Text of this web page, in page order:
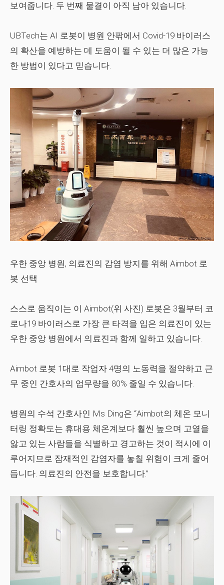
보여줍니다. 두 번째 물결이 아직 남아 있습니다.
UBTech는 AI 로봇이 병원 안팎에서 Covid-19 바이러스
의 확산을 예방하는 데 도움이 될 수 있는 더 많은 가능
한 방법이 있다고 믿습니다.
우한 중앙 병원, 의료진의 감염 방지를 위해 Aimbot 로
봇 선택
스스로 움직이는 이 Aimbot(위 사진) 로봇은 3월부터 코
로나19 바이러스로 가장 큰 타격을 입은 의료진이 있는
우한 중앙 병원에서 의료진과 함께 일하고 있습니다.
Aimbot 로봇 1대로 작업자 4명의 노동력을 절약하고 근
무 중인 간호사의 업무량을 80% 줄일 수 있습니다.
병원의 수석 간호사인 Ms Ding은 “Aimbot의 체온 모니
터링 정확도는 휴대용 체온계보다 훨씬 높으며 고열을
앓고 있는 사람들을 식별하고 경고하는 것이 적시에 이
루어지므로 잠재적인 감염자를 놓칠 위험이 크게 줄어
듭니다. 의료진의 안전을 보호합니다.”